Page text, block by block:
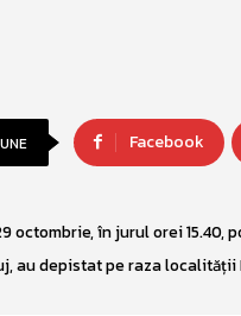
Facebook
octombrie, în jurul orei
au depistat pe raza localității